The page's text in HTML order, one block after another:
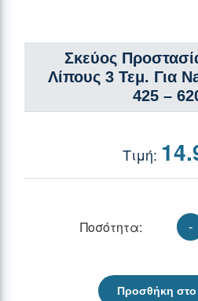
Σκεύος
Λίπους 3 Τεμ. Για
425 –
Ποσότητα: -
Προσθήκη στο